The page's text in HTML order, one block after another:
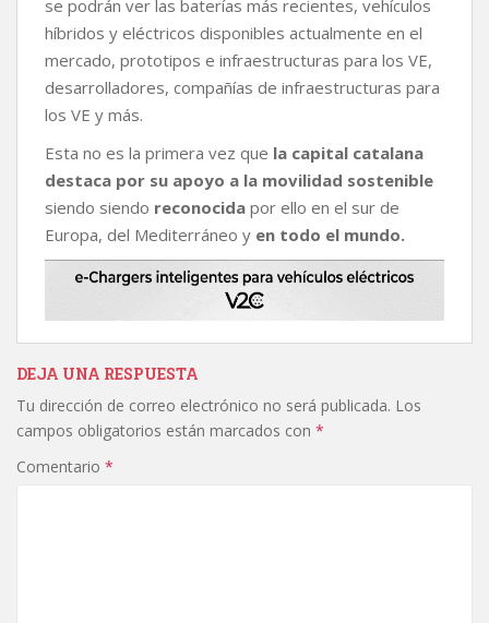
se podrán ver las baterías más recientes, vehículos
híbridos y eléctricos disponibles actualmente en el
mercado, prototipos e infraestructuras para los VE,
desarrolladores, compañías de infraestructuras para
los VE y más.
Esta no es la primera vez que la capital catalana
destaca por su apoyo a la movilidad sostenible
siendo siendo reconocida por ello en el sur de
Europa, del Mediterráneo y en todo el mundo.
DEJA UNA RESPUESTA
Tu dirección de correo electrónico no será publicada. Los
campos obligatorios están marcados con *
Comentario *